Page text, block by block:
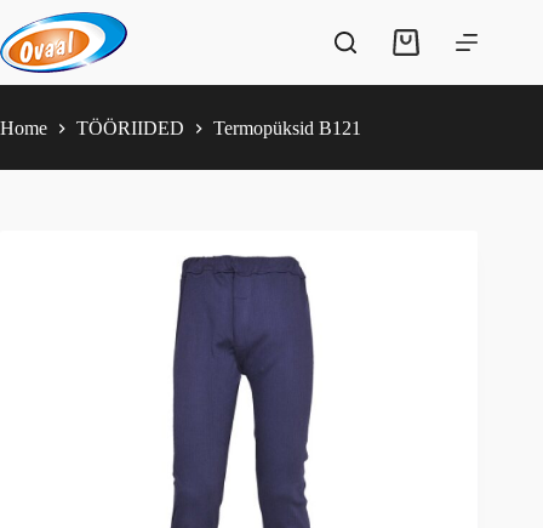
to
content
Shopping
Home TÖÖRIIDED Termopüksid B121